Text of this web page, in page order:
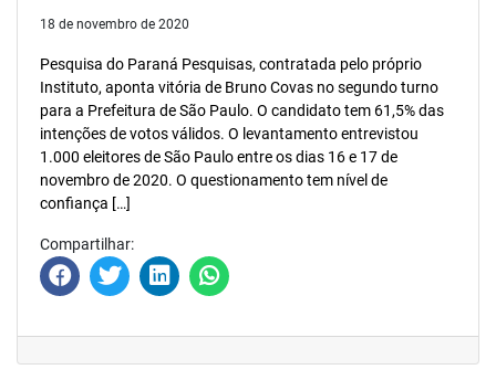
18 de novembro de 2020
Pesquisa do Paraná Pesquisas, contratada pelo próprio
Instituto, aponta vitória de Bruno Covas no segundo turno
para a Prefeitura de São Paulo. O candidato tem 61,5% das
intenções de votos válidos. O levantamento entrevistou
1.000 eleitores de São Paulo entre os dias 16 e 17 de
novembro de 2020. O questionamento tem nível de
confiança […]
Compartilhar: